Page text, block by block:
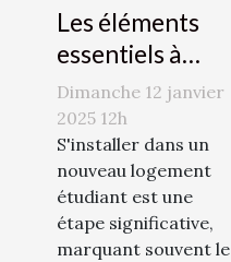
Les éléments
essentiels à
considérer
dans une
assurance
logement
étudiant
Dimanche 12 janvier
2025 12h
S'installer dans un
nouveau logement
étudiant est une
étape significative,
marquant souvent le